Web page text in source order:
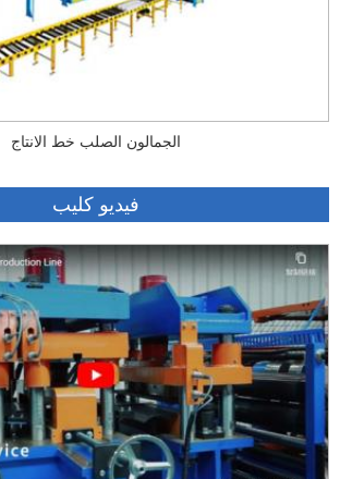
الجمالون الصلب خط الانتاج
فيديو كليب